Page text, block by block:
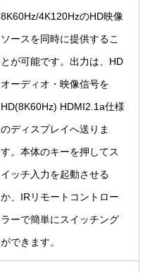
8K60Hz/4K120HzのHD映像
ソースを同時に提供するこ
とが可能です。出力は、HD
オーディオ・映像信号を
HD(8K60Hz) HDMI2.1a仕様
のディスプレイへ送りま
す。本体のキーを押してス
イッチ入力を起動させる
か、IRリモートコントロー
ラーで簡単にスイッチング
ができます。